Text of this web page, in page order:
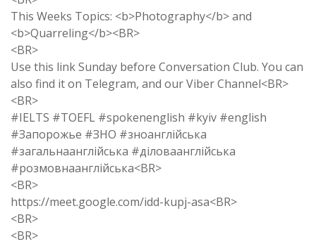
This Weeks Topics: <b>Photography</b> and
<b>Quarreling</b><BR>
<BR>
Use this link Sunday before Conversation Club. You can
also find it on Telegram, and our Viber Channel<BR>
<BR>
#IELTS #TOEFL #spokenenglish #kyiv #english
#Запорожье #ЗНО #зноанглійська
#загальнаанглійська #діловаанглійська
#розмовнаанглійська<BR>
<BR>
https://meet.google.com/idd-kupj-asa<BR>
<BR>
<BR>